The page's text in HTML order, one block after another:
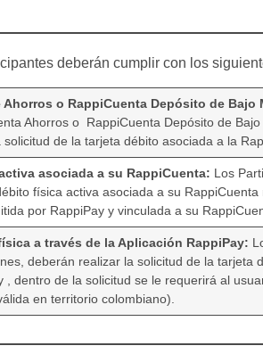
deberán cumplir con los
o RappiCuenta Depósito de Bajo
Ahorros o RappiCuenta Depósito de
de la tarjeta débito asociada a la
asociada a su RappiCuenta: Los
física activa asociada a su
por RappiPay y vinculada a su
a través de la Aplicación RappiPay:
deberán realizar la solicitud de la tarjeta
, dentro de la solicitud se le requerirá al
en territorio colombiano).